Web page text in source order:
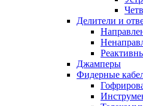
Делители и
Джамперы
Фидерные